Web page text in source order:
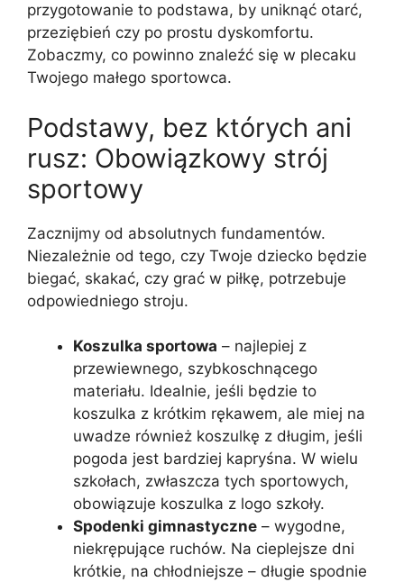
przygotowanie to podstawa, by uniknąć otarć,
przeziębień czy po prostu dyskomfortu.
Zobaczmy, co powinno znaleźć się w plecaku
Twojego małego sportowca.
Podstawy, bez których ani
rusz: Obowiązkowy strój
sportowy
Zacznijmy od absolutnych fundamentów.
Niezależnie od tego, czy Twoje dziecko będzie
biegać, skakać, czy grać w piłkę, potrzebuje
odpowiedniego stroju.
Koszulka sportowa – najlepiej z
przewiewnego, szybkoschnącego
materiału. Idealnie, jeśli będzie to
koszulka z krótkim rękawem, ale miej na
uwadze również koszulkę z długim, jeśli
pogoda jest bardziej kapryśna. W wielu
szkołach, zwłaszcza tych sportowych,
obowiązuje koszulka z logo szkoły.
Spodenki gimnastyczne – wygodne,
niekrępujące ruchów. Na cieplejsze dni
krótkie, na chłodniejsze – długie spodnie